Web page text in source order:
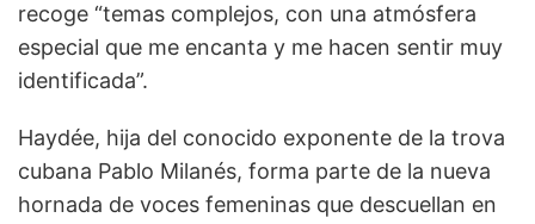
recoge “temas complejos, con una atmósfera
especial que me encanta y me hacen sentir muy
identificada”.
Haydée, hija del conocido exponente de la trova
cubana Pablo Milanés, forma parte de la nueva
hornada de voces femeninas que descuellan en